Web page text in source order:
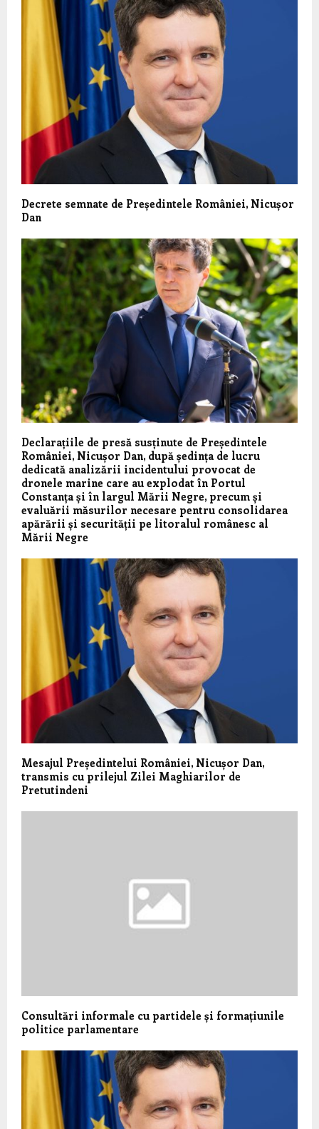
Decrete semnate de Președintele României, Nicușor
Dan
Declarațiile de presă susținute de Președintele
României, Nicușor Dan, după ședința de lucru
dedicată analizării incidentului provocat de
dronele marine care au explodat în Portul
Constanța și în largul Mării Negre, precum și
evaluării măsurilor necesare pentru consolidarea
apărării și securității pe litoralul românesc al
Mării Negre
Mesajul Președintelui României, Nicușor Dan,
transmis cu prilejul Zilei Maghiarilor de
Pretutindeni
Consultări informale cu partidele și formațiunile
politice parlamentare